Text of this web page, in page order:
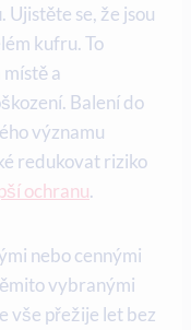
se, že jsou
kufru. To
a
Balení do
významu
redukovat riziko
ochranu.
nebo cennými
vybranými
vše přežije let bez